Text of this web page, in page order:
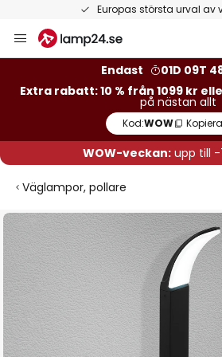
Europas största urval av
Hoppa
till
Endast
01D 09T
Extra rabatt: 10 % från 1099 kr
på nästan allt
Kod:WOW Kopiera
WOW-veckan:upp till -
Väglampor, pollare
Hoppa
till
slutet
av
bildgalleriet